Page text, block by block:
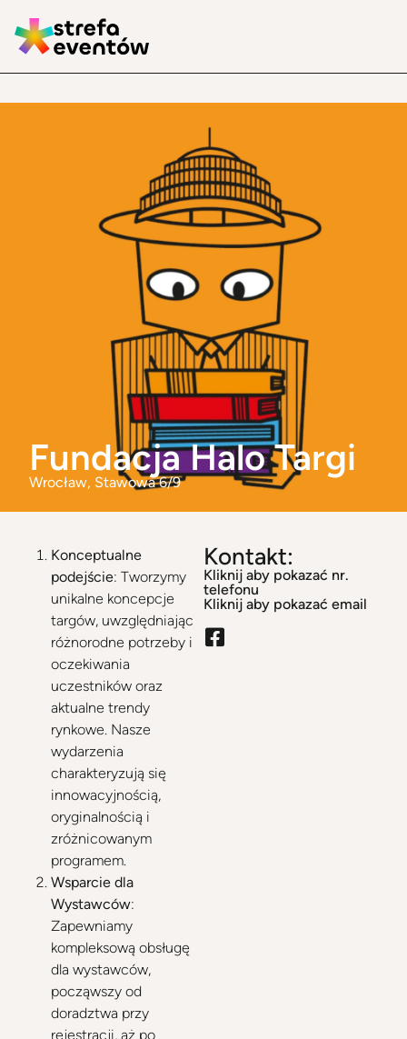
Fundacja Halo Targi
Wrocław, Stawowa 6/9
Konceptualne
podejście: Tworzymy
unikalne koncepcje
targów, uwzględniając
różnorodne potrzeby i
oczekiwania
uczestników oraz
aktualne trendy
rynkowe. Nasze
wydarzenia
charakteryzują się
innowacyjnością,
oryginalnością i
zróżnicowanym
programem.
Wsparcie dla
Wystawców:
Zapewniamy
kompleksową obsługę
dla wystawców,
począwszy od
doradztwa przy
rejestracji, aż po
Kontakt:
Kliknij aby pokazać nr.
telefonu
Kliknij aby pokazać email